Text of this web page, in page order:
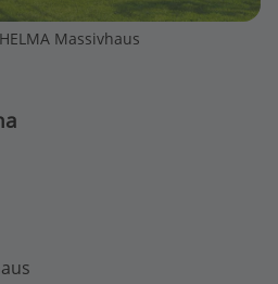
Massivhaus